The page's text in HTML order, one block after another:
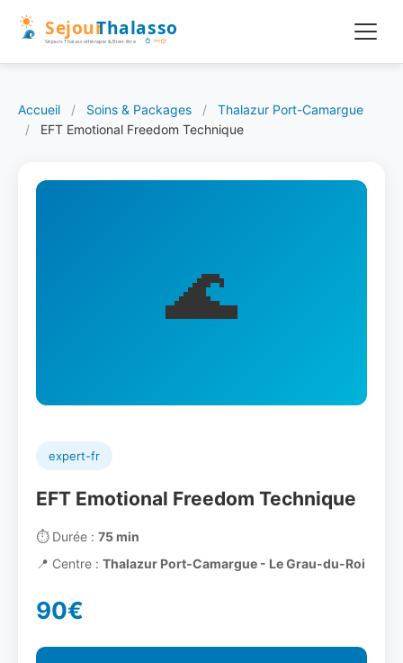
Accueil / Soins & Packages /
Thalazur Port-Camargue
/
EFT Emotional Freedom Technique
🌊
expert-fr
EFT Emotional Freedom Technique
⏱️Durée : 75 min
📍 Centre : Thalazur Port-Camargue - Le Grau-du-Roi
90€